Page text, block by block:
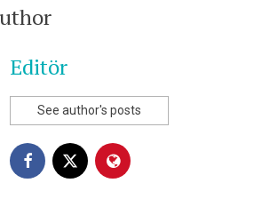
Editör
See author's posts